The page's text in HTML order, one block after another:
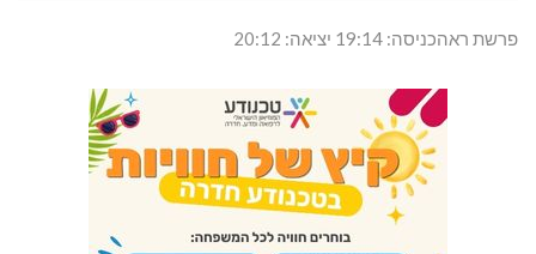
פרשת ראהכניסה: 19:14 יציאה: 20:12